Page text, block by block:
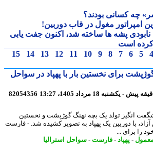
کسانی بودند؟
امپراتور مغول در قاب دوربین!
پشه ها ساخته شد، اکنون جفت یابی
است
5
6
7
8
9
10
11
12
13
14
15
برای نخستین بار با پهپاد در سواحل
82054356
تولد یک بچه نهنگ گوژپشت و نخستین
با دوربین یک پهپاد به تصویر کشیده شد. - فارست
برای ...
-پهپاد -فارست -سواحل استرالیا